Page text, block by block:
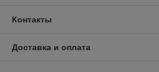
Контакты
Доставка и оплата